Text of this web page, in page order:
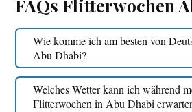
FAQs Flitterwochen
Wie komme ich am besten von
Abu Dhabi?
Welches Wetter kann ich während
Flitterwochen in Abu Dhabi